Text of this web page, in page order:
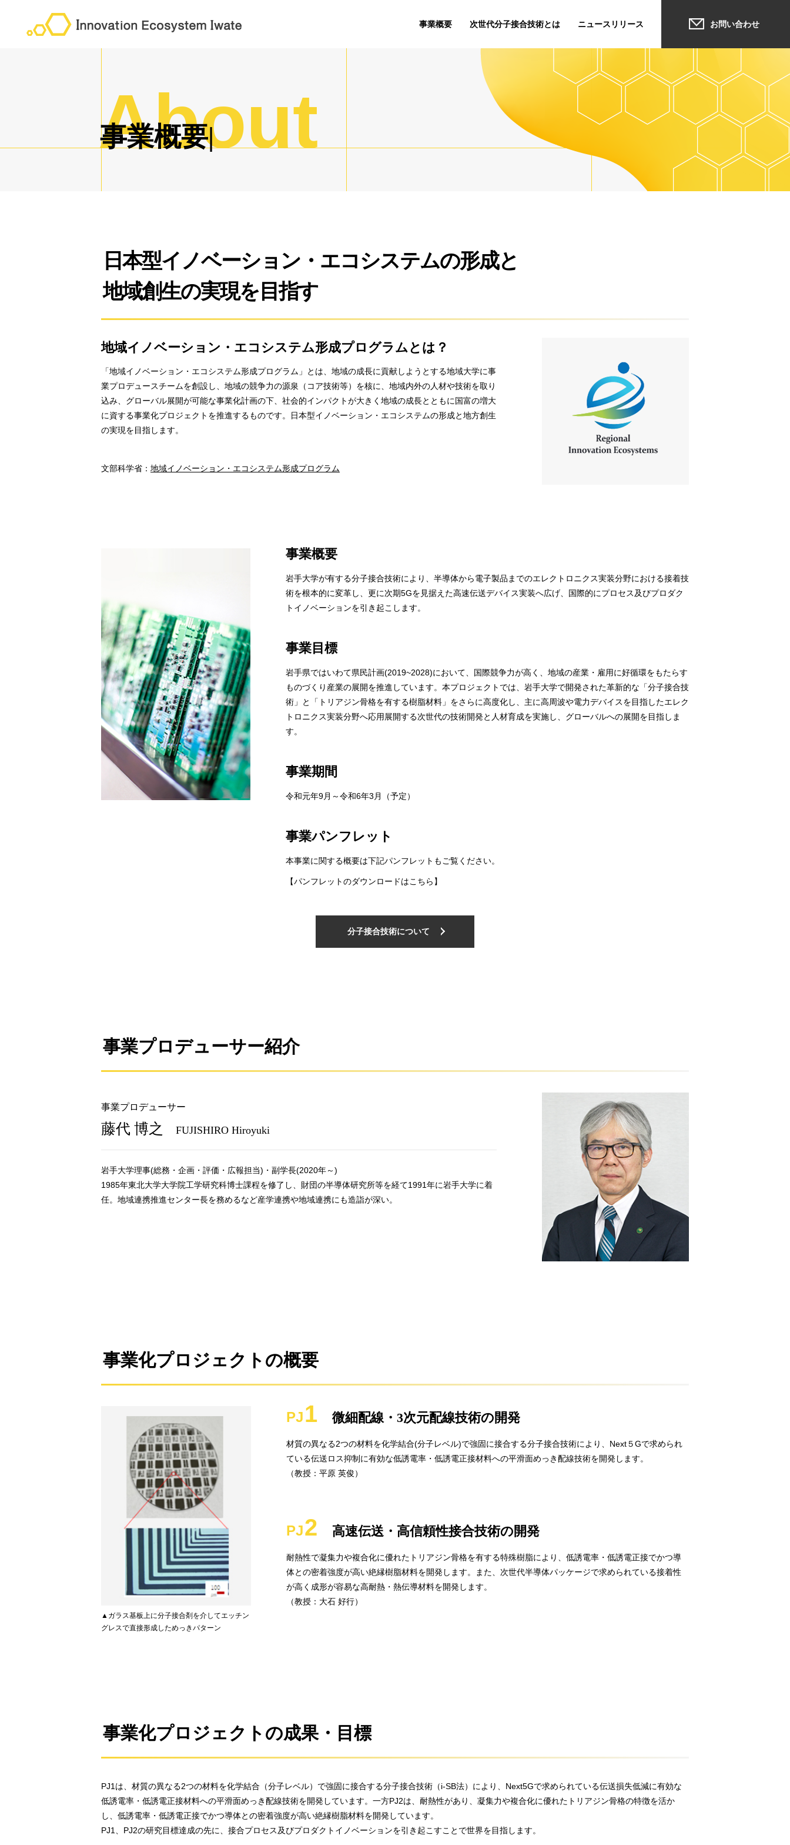
事業概要 次世代分子接合技術とは ニュースリリース お問い合わせ
事業概要
About
日本型イノベーション・エコシステムの形成と
地域創生の実現を目指す
地域イノベーション・エコシステム形成プログラムとは？
「地域イノベーション・エコシステム形成プログラム」とは、地域の成長に貢献しようとする地域大学に事
業プロデュースチームを創設し、地域の競争力の源泉（コア技術等）を核に、地域内外の人材や技術を取り
込み、グローバル展開が可能な事業化計画の下、社会的インパクトが大きく地域の成長とともに国富の増大
に資する事業化プロジェクトを推進するものです。日本型イノベーション・エコシステムの形成と地方創生
の実現を目指します。
文部科学省： 地域イノベーション・エコシステム形成プログラム
事業概要
岩手大学が有する分子接合技術により、半導体から電子製品までのエレクトロニクス実装分野における接着技
術を根本的に変革し、更に次期5Gを見据えた高速伝送デバイス実装へ広げ、国際的にプロセス及びプロダク
トイノベーションを引き起こします。
事業目標
岩手県ではいわて県民計画(2019~2028)において、国際競争力が高く、地域の産業・雇用に好循環をもたらす
ものづくり産業の展開を推進しています。本プロジェクトでは、岩手大学で開発された革新的な「分子接合技
術」と「トリアジン骨格を有する樹脂材料」をさらに高度化し、主に高周波や電力デバイスを目指したエレク
トロニクス実装分野へ応用展開する次世代の技術開発と人材育成を実施し、グローバルへの展開を目指しま
す。
事業期間
令和元年9月～令和6年3月（予定）
事業パンフレット
本事業に関する概要は下記パンフレットもご覧ください。
【パンフレットのダウンロードはこちら】
分子接合技術について
事業プロデューサー紹介
事業プロデューサー
藤代 博之 FUJISHIRO Hiroyuki
岩手大学理事(総務・企画・評価・広報担当)・副学長(2020年～)
1985年東北大学大学院工学研究科博士課程を修了し、財団の半導体研究所等を経て1991年に岩手大学に着
任。地域連携推進センター長を務めるなど産学連携や地域連携にも造詣が深い。
事業化プロジェクトの概要
微細配線・3次元配線技術の開発
材質の異なる2つの材料を化学結合(分子レベル)で強固に接合する分子接合技術により、Next５Gで求められ
ている伝送ロス抑制に有効な低誘電率・低誘電正接材料への平滑面めっき配線技術を開発します。
（教授：平原 英俊）
高速伝送・高信頼性接合技術の開発
耐熱性で凝集力や複合化に優れたトリアジン骨格を有する特殊樹脂により、低誘電率・低誘電正接でかつ導
体との密着強度が高い絶縁樹脂材料を開発します。また、次世代半導体パッケージで求められている接着性
が高く成形が容易な高耐熱・熱伝導材料を開発します。
（教授：大石 好行）
▲ガラス基板上に分子接合剤を介してエッチン
グレスで直接形成しためっきパターン
事業化プロジェクトの成果・目標
PJ1は、材質の異なる2つの材料を化学結合（分子レベル）で強固に接合する分子接合技術（i-SB法）により、Next5Gで求められている伝送損失低減に有効な
低誘電率・低誘電正接材料への平滑面めっき配線技術を開発しています。一方PJ2は、耐熱性があり、凝集力や複合化に優れたトリアジン骨格の特徴を活か
し、低誘電率・低誘電正接でかつ導体との密着強度が高い絶縁樹脂材料を開発しています。
PJ1、PJ2の研究目標達成の先に、接合プロセス及びプロダクトイノベーションを引き起こすことで世界を目指します。